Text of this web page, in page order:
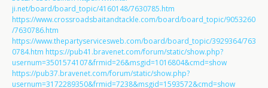
ji.net/board/board_topic/4160148/7630785.htm
https://www.crossroadsbaitandtackle.com/board/board_topic/9053260
/7630786.htm
https://www.thepartyservicesweb.com/board/board_topic/3929364/763
0784.htm https://pub41.bravenet.com/forum/static/show.php?
usernum=3501574107&frmid=26&msgid=1016804&cmd=show
https://pub37.bravenet.com/forum/static/show.php?
usernum=3172289350&frmid=7238&msgid=1593572&cmd=show